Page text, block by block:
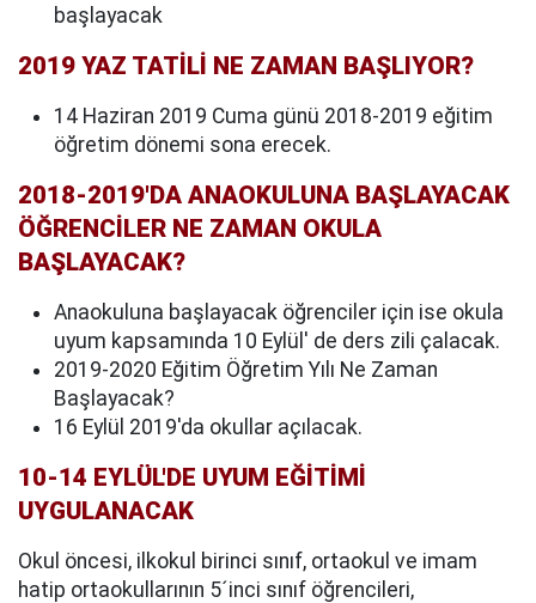
başlayacak
2019 YAZ TATİLİ NE ZAMAN BAŞLIYOR?
14 Haziran 2019 Cuma günü 2018-2019 eğitim
öğretim dönemi sona erecek.
2018-2019'DA ANAOKULUNA BAŞLAYACAK
ÖĞRENCİLER NE ZAMAN OKULA
BAŞLAYACAK?
Anaokuluna başlayacak öğrenciler için ise okula
uyum kapsamında 10 Eylül' de ders zili çalacak.
2019-2020 Eğitim Öğretim Yılı Ne Zaman
Başlayacak?
16 Eylül 2019'da okullar açılacak.
10-14 EYLÜL'DE UYUM EĞİTİMİ
UYGULANACAK
Okul öncesi, ilkokul birinci sınıf, ortaokul ve imam
hatip ortaokullarının 5´inci sınıf öğrencileri,